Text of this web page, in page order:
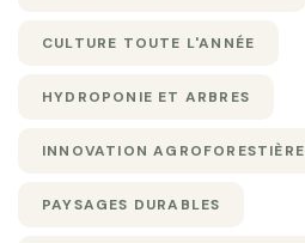
CULTURE TOUTE L'ANNÉE
HYDROPONIE ET ARBRES
INNOVATION AGROFORESTIÈRE
PAYSAGES DURABLES